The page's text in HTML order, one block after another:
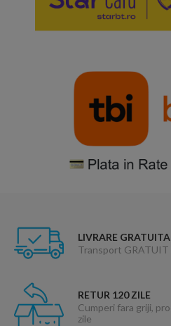
LIVRARE GRATUITA
Transport GRATUIT
RETUR 120 ZILE
Cumperi fara griji,
zile